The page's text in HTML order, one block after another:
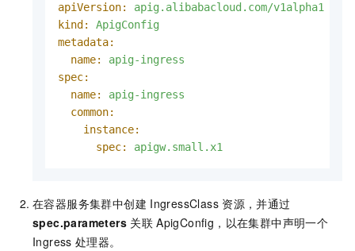
apiVersion:
apig.alibabacloud.com/v1alpha1
kind:
ApigConfig
metadata:
name:
apig-ingress
spec:
name:
apig-ingress
common:
instance:
spec:
apigw.small.x1
在容器服务集群中创建 IngressClass 资源，并通过
spec.parameters 关联 ApigConfig，以在集群中声明一个
Ingress 处理器。